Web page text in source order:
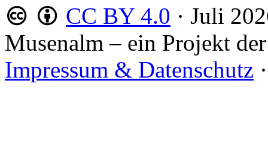
CC BY 4.0 · Juli
Musenalm – ein Projekt der
Impressum & Datenschutz ·